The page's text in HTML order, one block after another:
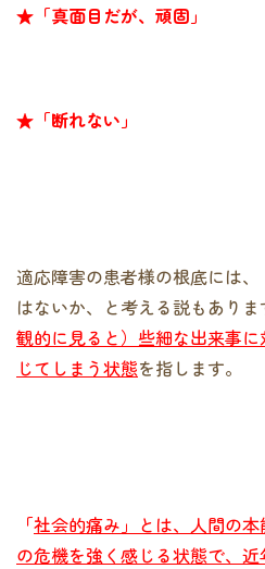
★「真面目だが、頑固」
★「断れない」
適応障害の患者様の根底には、
はないか、と考える説もありま
観的に見ると）些細な出来事
じてしまう状態を指します。
「社会的痛み」とは、人間の
の危機を強く感じる状態で、